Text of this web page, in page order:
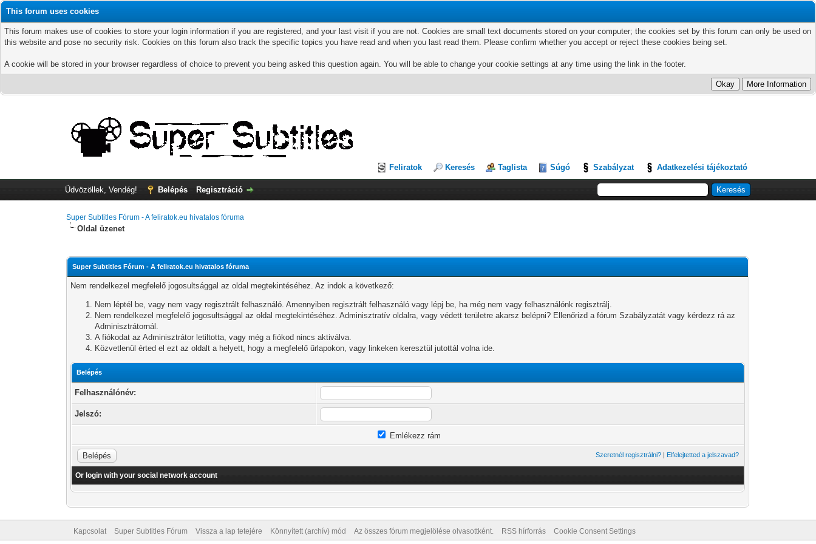
This forum uses cookies
This forum makes use of cookies to store your login information if you are registered, and your last visit if you are not. Cookies are small text documents stored on your computer; the cookies set by this forum can only be used on
this website and pose no security risk. Cookies on this forum also track the specific topics you have read and when you last read them. Please confirm whether you accept or reject these cookies being set.
A cookie will be stored in your browser regardless of choice to prevent you being asked this question again. You will be able to change your cookie settings at any time using the link in the footer.
Feliratok Keresés Taglista Súgó Szabályzat Adatkezelési tájékoztató
Üdvözöllek, Vendég! Belépés Regisztráció
Super Subtitles Fórum - A feliratok.eu hivatalos fóruma
Oldal üzenet
Super Subtitles Fórum - A feliratok.eu hivatalos fóruma
Nem rendelkezel megfelelő jogosultsággal az oldal megtekintéséhez. Az indok a következő:
Nem léptél be, vagy nem vagy regisztrált felhasználó. Amennyiben regisztrált felhasználó vagy lépj be, ha még nem vagy felhasználónk regisztrálj.
Nem rendelkezel megfelelő jogosultsággal az oldal megtekintéséhez. Adminisztratív oldalra, vagy védett területre akarsz belépni? Ellenőrizd a fórum Szabályzatát vagy kérdezz rá az
Adminisztrátornál.
A fiókodat az Adminisztrátor letiltotta, vagy még a fiókod nincs aktiválva.
Közvetlenül érted el ezt az oldalt a helyett, hogy a megfelelő űrlapokon, vagy linkeken keresztül jutottál volna ide.
Belépés
Felhasználónév:
Jelszó:
Emlékezz rám
Szeretnél regisztrálni? | Elfelejtetted a jelszavad?
Or login with your social network account
Kapcsolat Super Subtitles Fórum Vissza a lap tetejére Könnyített (archív) mód Az összes fórum megjelölése olvasottként. RSS hírforrás Cookie Consent Settings